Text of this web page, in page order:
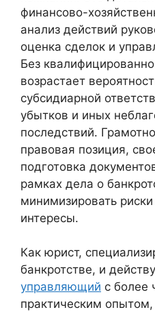
финансово-
анализ действий
оценка сделок и
Без
возрастает
субсидиарной
убытков и иных
последствий.
правовая позиция,
подготовка
рамках дела о
минимизировать
интересы.
Как юрист,
банкротстве, и
управляющий с более
практическим